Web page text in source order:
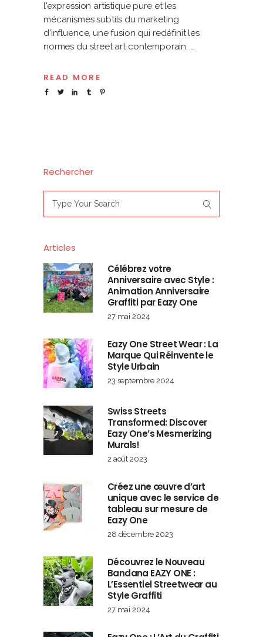
l'expression artistique pure et les
mécanismes subtils du marketing
d'influence, une fusion qui redéfinit les
normes du street art contemporain.
READ MORE
Rechercher
for:
Articles
Célébrez votre
Anniversaire avec Style :
Animation Anniversaire
Graffiti par Eazy One
27 mai 2024
Eazy One Street Wear : La
Marque Qui Réinvente le
Style Urbain
23 septembre 2024
Swiss Streets
Transformed: Discover
Eazy One’s Mesmerizing
Murals!
2 août 2023
Créez une œuvre d’art
unique avec le service de
tableau sur mesure de
Eazy One
28 décembre 2023
Découvrez le Nouveau
Bandana EAZY ONE :
L’Essentiel Streetwear au
Style Graffiti
27 mai 2024